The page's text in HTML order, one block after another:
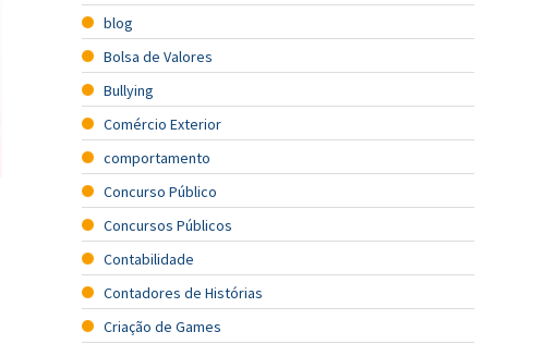
blog
Bolsa de Valores
Bullying
Comércio Exterior
comportamento
Concurso Público
Concursos Públicos
Contabilidade
Contadores de Histórias
Criação de Games